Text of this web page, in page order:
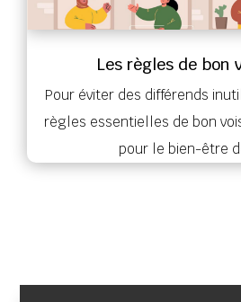
Les règles de bon
Pour éviter des différends
règles essentielles de bon
pour le bien-être